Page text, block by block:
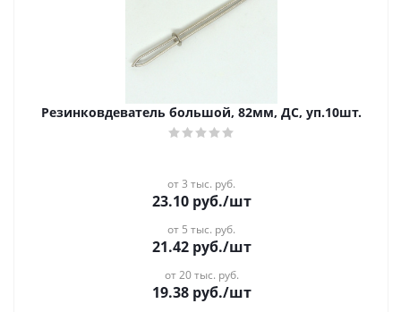
Резинковдеватель большой, 82мм, ДС, уп.10шт.
от 3 тыс. руб.
23.10руб./шт
от 5 тыс. руб.
21.42руб./шт
от 20 тыс. руб.
19.38руб./шт